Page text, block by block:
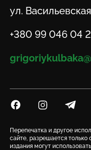
Адрес
ул.
Телефон
+380 99 046 04
Email
Посилання на Facebook
Посилання на
Перепечатка и другое
сайте, разрешается
издания могут